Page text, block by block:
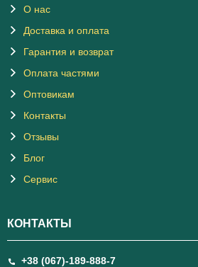
О нас
Доставка и оплата
Гарантия и возврат
Оплата частями
Оптовикам
Контакты
Отзывы
Блог
Сервис
КОНТАКТЫ
+38 (067)-189-888-7